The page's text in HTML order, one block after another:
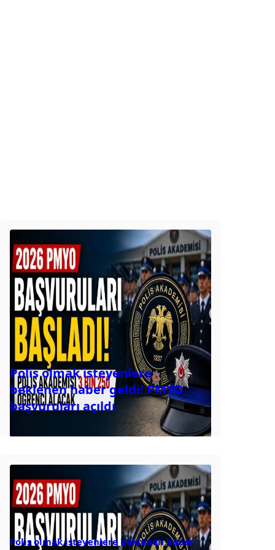
Polis olmak isteyenlere
beklenen haber geldi! PMYO
başvuruları açıldı
Polis olmak isteyenlere beklenen haber